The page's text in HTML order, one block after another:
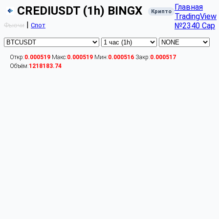
CREDIUSDT (1h) BINGX Крипто
Фьючи | Спот
Главная
TradingView
№2340 Cap
Откр:0.000519 Макс:0.000519 Мин:0.000516 Закр:0.000517
Объём:1218183.74